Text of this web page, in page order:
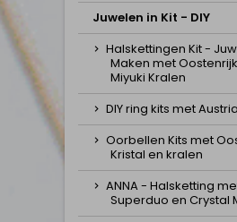
Juwelen in Kit - DIY
Halskettingen Kit -
Maken met
Miyuki Kralen
DIY ring kits met
Oorbellen Kits met
Kristal en kralen
ANNA - Halsketting
Superduo en Crystal